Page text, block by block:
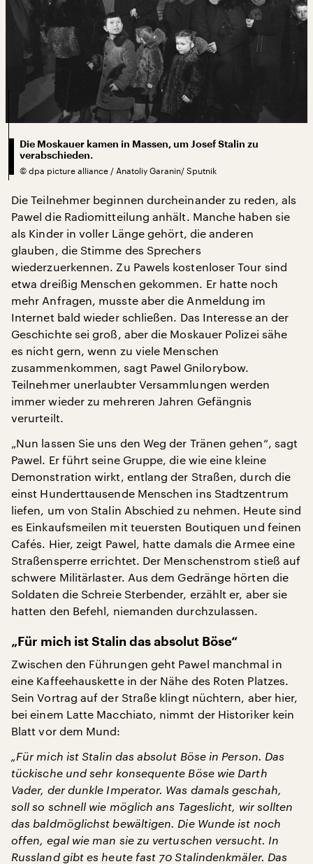
Die Moskauer kamen in Massen, um Josef Stalin zu
verabschieden.
© dpa picture alliance / Anatoliy Garanin/ Sputnik
Die Teilnehmer beginnen durcheinander zu reden, als
Pawel die Radiomitteilung anhält. Manche haben sie
als Kinder in voller Länge gehört, die anderen
glauben, die Stimme des Sprechers
wiederzuerkennen. Zu Pawels kostenloser Tour sind
etwa dreißig Menschen gekommen. Er hatte noch
mehr Anfragen, musste aber die Anmeldung im
Internet bald wieder schließen. Das Interesse an der
Geschichte sei groß, aber die Moskauer Polizei sähe
es nicht gern, wenn zu viele Menschen
zusammenkommen, sagt Pawel Gnilorybow.
Teilnehmer unerlaubter Versammlungen werden
immer wieder zu mehreren Jahren Gefängnis
verurteilt.
„Nun lassen Sie uns den Weg der Tränen gehen“, sagt
Pawel. Er führt seine Gruppe, die wie eine kleine
Demonstration wirkt, entlang der Straßen, durch die
einst Hunderttausende Menschen ins Stadtzentrum
liefen, um von Stalin Abschied zu nehmen. Heute sind
es Einkaufsmeilen mit teuersten Boutiquen und feinen
Cafés. Hier, zeigt Pawel, hatte damals die Armee eine
Straßensperre errichtet. Der Menschenstrom stieß auf
schwere Militärlaster. Aus dem Gedränge hörten die
Soldaten die Schreie Sterbender, erzählt er, aber sie
hatten den Befehl, niemanden durchzulassen.
„Für mich ist Stalin das absolut Böse“
Zwischen den Führungen geht Pawel manchmal in
eine Kaffeehauskette in der Nähe des Roten Platzes.
Sein Vortrag auf der Straße klingt nüchtern, aber hier,
bei einem Latte Macchiato, nimmt der Historiker kein
Blatt vor dem Mund:
„Für mich ist Stalin das absolut Böse in Person. Das
tückische und sehr konsequente Böse wie Darth
Vader, der dunkle Imperator. Was damals geschah,
soll so schnell wie möglich ans Tageslicht, wir sollten
das baldmöglichst bewältigen. Die Wunde ist noch
offen, egal wie man sie zu vertuschen versucht. In
Russland gibt es heute fast 70 Stalindenkmäler. Das